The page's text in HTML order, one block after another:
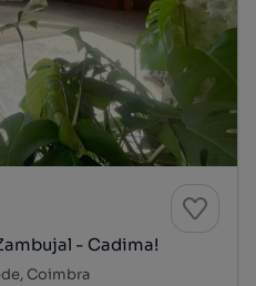
- Cadima!
Coimbra